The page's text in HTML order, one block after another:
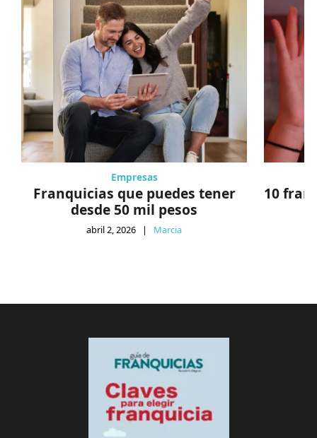
Empresas
Franquicias que puedes tener
desde 50 mil pesos
abril 2, 2026 | Marcia
10